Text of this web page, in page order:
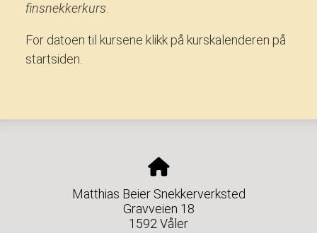
finsnekkerkurs
For datoen til kursene klikk på kurskalenderen på
startsiden.
Matthias Beier Snekkerverksted
Gravveien 18
1592 Våler